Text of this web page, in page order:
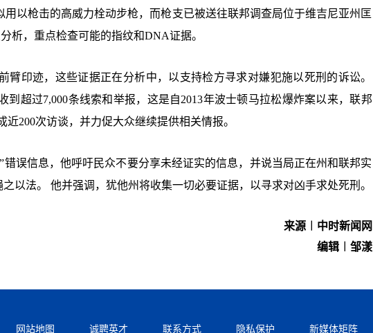
以枪击的高威力栓动步枪，而枪支已被送往联邦调查局位于维吉尼亚州匡
析，重点检查可能的指纹和DNA证据。
臂印迹，这些证据正在分析中，以支持检方寻求对嫌犯施以死刑的诉讼。
到超过7,000条线索和举报，这是自2013年波士顿马拉松爆炸案以来，联邦
200次访谈，并力促大众继续提供相关情报。
误信息，他呼吁民众不要分享未经证实的信息，并说当局正在州和联邦实
以法。 他并强调，犹他州将收集一切必要证据，以寻求对凶手求处死刑。
来源︱中时新闻网
编辑︱邹漾
网站地图 诚聘英才 联系方式 隐私保护 新媒体矩阵